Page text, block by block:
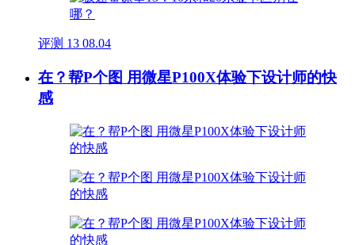
评测 13 08.04
在？帮P个图 用微星P100X体验下设计师的快
感